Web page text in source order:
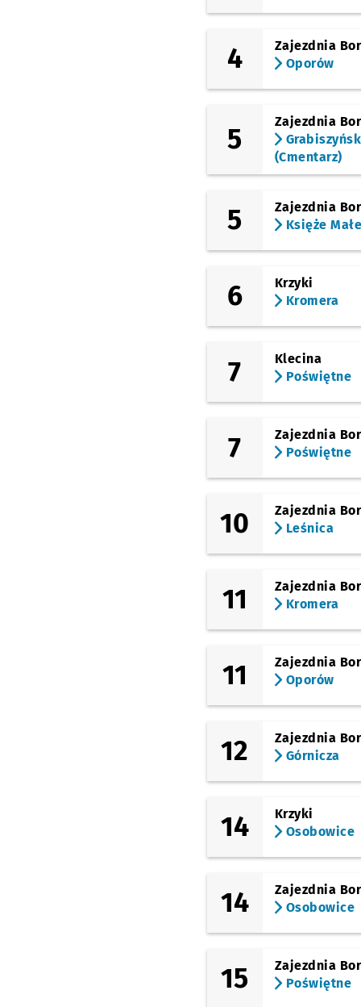
4
Zajezdnia
Oporów
5
Zajezdnia
(Cmentarz)
5
Zajezdnia
Księże Małe
6
Krzyki
Kromera
7
Klecina
Poświętne
7
Zajezdnia
Poświętne
10
Zajezdnia
Leśnica
11
Zajezdnia
Kromera
11
Zajezdnia
Oporów
12
Zajezdnia
Górnicza
14
Krzyki
Osobowice
14
Zajezdnia
Osobowice
15
Zajezdnia
Poświętne